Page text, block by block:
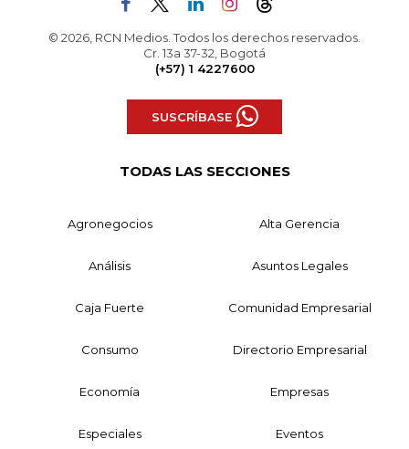
© 2026, RCN Medios. Todos los derechos reservados.
Cr. 13a 37-32, Bogotá
(+57) 1 4227600
SUSCRÍBASE
TODAS LAS SECCIONES
Agronegocios Alta Gerencia
Análisis Asuntos Legales
Caja Fuerte Comunidad Empresarial
Consumo Directorio Empresarial
Economía Empresas
Especiales Eventos